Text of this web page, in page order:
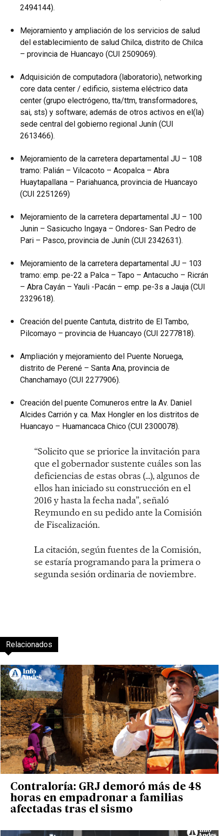
2494144).
Mejoramiento y ampliación de los servicios de salud
del establecimiento de salud Chilca, distrito de Chilca
– provincia de Huancayo (CUI 2509069).
Adquisición de computadora (laboratorio), networking
core data center / edificio, sistema eléctrico data
center (grupo electrógeno, tta/ttm, transformadores,
sai, sts) y software; además de otros activos en el(la)
sede central del gobierno regional Junín (CUI
2613466).
Mejoramiento de la carretera departamental JU – 108
tramo: Palián – Vilcacoto – Acopalca – Abra
Huaytapallana – Pariahuanca, provincia de Huancayo
(CUI 2251269)
Mejoramiento de la carretera departamental JU – 100
Junin – Sasicucho Ingaya – Ondores- San Pedro de
Pari – Pasco, provincia de Junín (CUI 2342631).
Mejoramiento de la carretera departamental JU – 103
tramo: emp. pe-22 a Palca – Tapo – Antacucho – Ricrán
– Abra Cayán – Yauli -Pacán – emp. pe-3s a Jauja (CUI
2329618).
Creación del puente Cantuta, distrito de El Tambo,
Pilcomayo – provincia de Huancayo (CUI 2277818).
Ampliación y mejoramiento del Puente Noruega,
distrito de Perené – Santa Ana, provincia de
Chanchamayo (CUI 2277906).
Creación del puente Comuneros entre la Av. Daniel
Alcides Carrión y ca. Max Hongler en los distritos de
Huancayo – Huamancaca Chico (CUI 2300078).
“Solicito que se priorice la invitación para
que el gobernador sustente cuáles son las
deficiencias de estas obras (…), algunos de
ellos han iniciado su construcción en el
2016 y hasta la fecha nada”, señaló
Reymundo en su pedido ante la Comisión
de Fiscalización.
La citación, según fuentes de la Comisión,
se estaría programando para la primera o
segunda sesión ordinaria de noviembre.
Relacionados
Contraloría: GRJ demoró más de 48
horas en empadronar a familias
afectadas tras el sismo